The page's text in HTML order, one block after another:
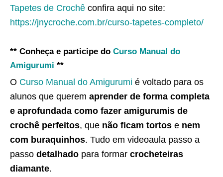
Tapetes de Crochê confira aqui no site:
https://jnycroche.com.br/curso-tapetes-completo/
** Conheça e participe do Curso Manual do
Amigurumi **
O Curso Manual do Amigurumi é voltado para os
alunos que querem aprender de forma completa
e aprofundada como fazer amigurumis de
crochê perfeitos, que não ficam tortos e nem
com buraquinhos. Tudo em videoaula passo a
passo detalhado para formar crocheteiras
diamante.